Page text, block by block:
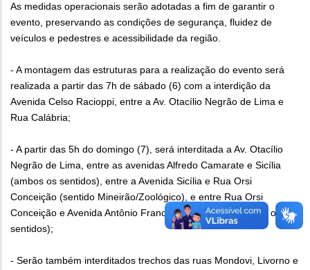
As medidas operacionais serão adotadas a fim de garantir o
evento, preservando as condições de segurança, fluidez de
veículos e pedestres e acessibilidade da região.
- A montagem das estruturas para a realização do evento será
realizada a partir das 7h de sábado (6) com a interdição da
Avenida Celso Racioppi, entre a Av. Otacílio Negrão de Lima e
Rua Calábria;
- A partir das 5h do domingo (7), será interditada a Av. Otacílio
Negrão de Lima, entre as avenidas Alfredo Camarate e Sicília
(ambos os sentidos), entre a Avenida Sicília e Rua Orsi
Conceição (sentido Mineirão/Zoológico), e entre Rua Orsi
Conceição e Avenida Antônio Francisco Lisboa (em ambos os
sentidos);
- Serão também interditados trechos das ruas Mondovi, Livorno e